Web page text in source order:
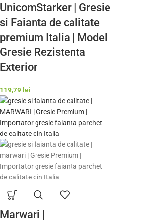
UnicomStarker | Gresie
si Faianta de calitate
premium Italia | Model
Gresie Rezistenta
Exterior
119,79 lei
Marwari |